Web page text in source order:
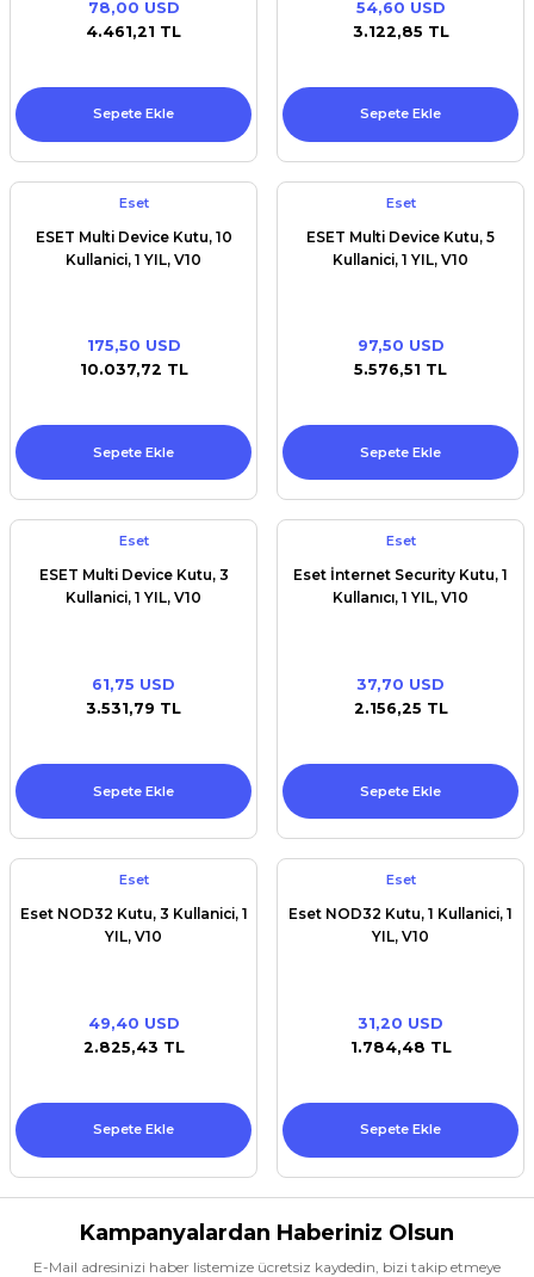
/ XPS+GPU
78,00 USD
4.461,21 TL
Sepete Ekle
54,60 USD
3.122,85 TL
Sepete Ekle
Eset
ESET Multi Device Kutu, 10
Kullanici, 1 YIL, V10
175,50 USD
10.037,72 TL
Sepete Ekle
Eset
ESET Multi Device Kutu, 5
Kullanici, 1 YIL, V10
97,50 USD
5.576,51 TL
Sepete Ekle
Eset
ESET Multi Device Kutu, 3
Kullanici, 1 YIL, V10
61,75 USD
3.531,79 TL
Sepete Ekle
Eset
Eset İnternet Security Kutu, 1
Kullanıcı, 1 YIL, V10
37,70 USD
2.156,25 TL
Sepete Ekle
Eset
Eset NOD32 Kutu, 3 Kullanici, 1
YIL, V10
49,40 USD
2.825,43 TL
Sepete Ekle
Eset
Eset NOD32 Kutu, 1 Kullanici, 1
YIL, V10
31,20 USD
1.784,48 TL
Sepete Ekle
Kampanyalardan Haberiniz Olsun
E-Mail adresinizi haber listemize ücretsiz kaydedin, bizi takip etmeye